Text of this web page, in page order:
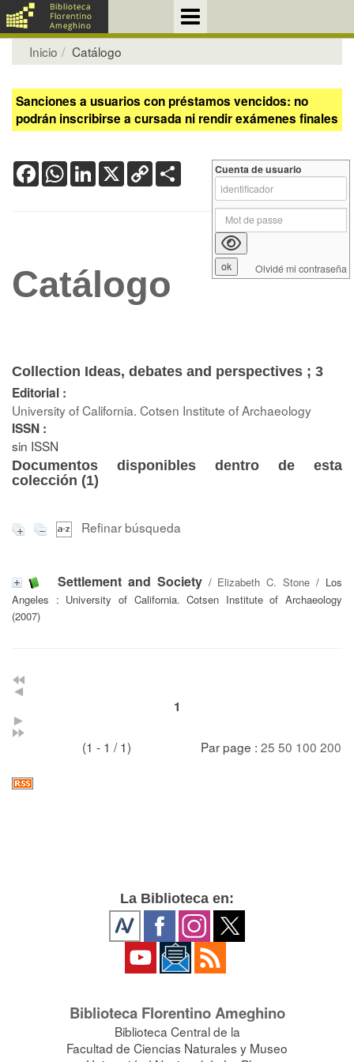
Inicio Catálogo
Sanciones a usuarios con préstamos vencidos: no
podrán inscribirse a cursada ni rendir exámenes finales
FacebookWhatsApp
LinkedIn
X Copy
Link
Catálogo
Collection Ideas, debates and perspectives ; 3
Editorial :
University of California. Cotsen Institute of Archaeology
ISSN :
sin ISSN
Documentos disponibles dentro de esta
colección (1)
Refinar búsqueda
Settlement and Society/ Elizabeth C. Stone / Los
Angeles : University of California. Cotsen Institute of Archaeology
(2007)
1
(1 - 1 / 1) Par page : 25 50 100 200
Cuenta de usuario
Olvidé mi contraseña
La Biblioteca en:
Biblioteca Florentino Ameghino
Biblioteca Central de la
Facultad de Ciencias Naturales y Museo